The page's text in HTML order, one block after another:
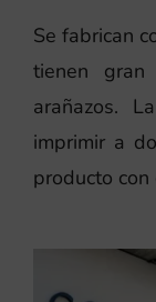
Se fabrican
tienen
arañazos.
imprimir a
producto